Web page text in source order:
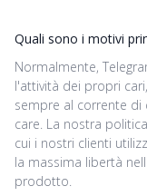
Quali sono i motivi
Normalmente,
l'attività dei propri
sempre al corrente di
care. La nostra
cui i nostri clienti
la massima libertà
prodotto.